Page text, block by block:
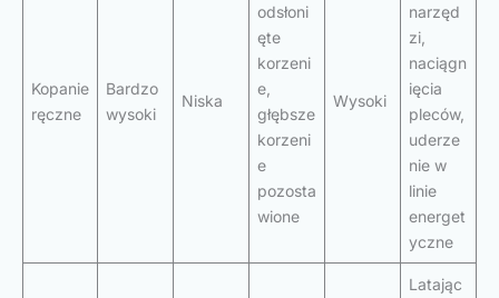
Kopanie
ręczne
Bardzo
wysoki
Niska
odsłoni
ęte
korzeni
e,
głębsze
korzeni
e
pozosta
wione
Wysoki
narzęd
zi,
naciągn
ięcia
pleców,
uderze
nie w
linie
energet
yczne
Latając